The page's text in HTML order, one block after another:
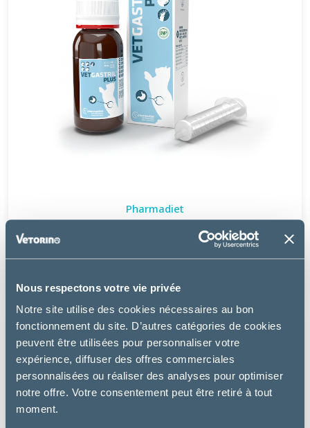
Nous respectons votre vie privée
Notre site utilise des cookies nécessaires au bon
fonctionnement du site. D’autres catégories de cookies
peuvent être utilisées pour personnaliser votre
expérience, diffuser des offres commerciales
personnalisées ou réaliser des analyses pour optimiser
notre offre. Votre consentement peut être retiré à tout
moment.
Pharmadiet
VETGASTRIL PLUS – CHIEN, CHAT & NAC